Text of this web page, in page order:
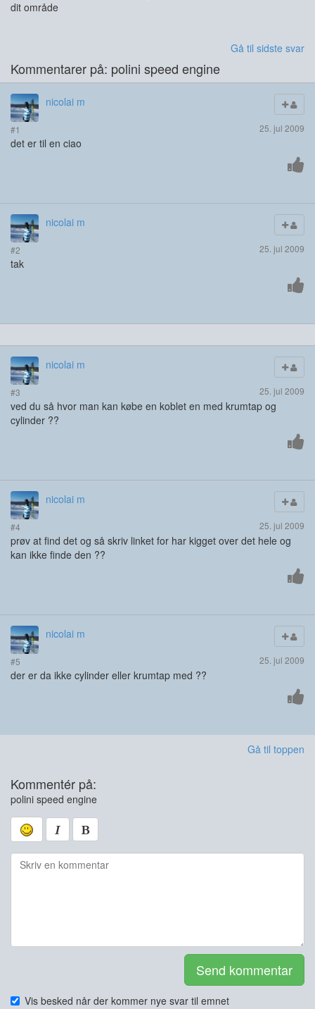
dit område
Gå til sidste svar
Kommentarer på: polini speed engine
nicolai m
#1 25. jul 2009
det er til en ciao
nicolai m
#2 25. jul 2009
tak
nicolai m
#3 25. jul 2009
ved du så hvor man kan købe en koblet en med krumtap og
cylinder ??
nicolai m
#4 25. jul 2009
prøv at find det og så skriv linket for har kigget over det hele og
kan ikke finde den ??
nicolai m
#5 25. jul 2009
der er da ikke cylinder eller krumtap med ??
Gå til toppen
Kommentér på:
polini speed engine
Send kommentar
Vis besked når der kommer nye svar til emnet